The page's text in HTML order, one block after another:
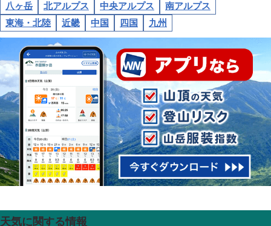
八ヶ岳
北アルプス 中央アルプス
南アルプス
東海・北陸
近畿 中国 四国 九州
天気に関する情報